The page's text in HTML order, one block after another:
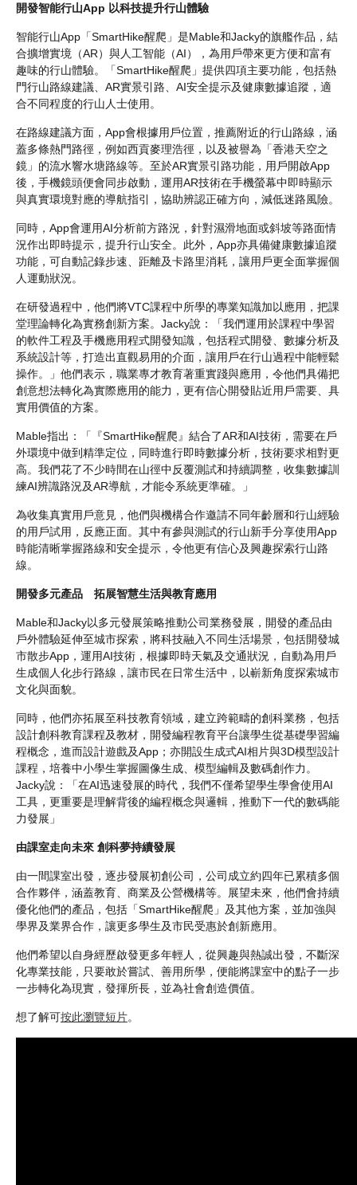
開發智能行山App 以科技提升行山體驗
智能行山App「SmartHike醒爬」是Mable和Jacky的旗艦作品，結
合擴增實境（AR）與人工智能（AI），為用戶帶來更方便和富有
趣味的行山體驗。「SmartHike醒爬」提供四項主要功能，包括熱
門行山路線建議、AR實景引路、AI安全提示及健康數據追蹤，適
合不同程度的行山人士使用。
在路線建議方面，App會根據用戶位置，推薦附近的行山路線，涵
蓋多條熱門路徑，例如西貢麥理浩徑，以及被譽為「香港天空之
鏡」的流水響水塘路線等。至於AR實景引路功能，用戶開啟App
後，手機鏡頭便會同步啟動，運用AR技術在手機螢幕中即時顯示
與真實環境對應的導航指引，協助辨認正確方向，減低迷路風險。
同時，App會運用AI分析前方路況，針對濕滑地面或斜坡等路面情
況作出即時提示，提升行山安全。此外，App亦具備健康數據追蹤
功能，可自動記錄步速、距離及卡路里消耗，讓用戶更全面掌握個
人運動狀況。
在研發過程中，他們將VTC課程中所學的專業知識加以應用，把課
堂理論轉化為實務創新方案。Jacky說：「我們運用於課程中學習
的軟件工程及手機應用程式開發知識，包括程式開發、數據分析及
系統設計等，打造出直觀易用的介面，讓用戶在行山過程中能輕鬆
操作。」他們表示，職業專才教育著重實踐與應用，令他們具備把
創意想法轉化為實際應用的能力，更有信心開發貼近用戶需要、具
實用價值的方案。
Mable指出：「『SmartHike醒爬』結合了AR和AI技術，需要在戶
外環境中做到精準定位，同時進行即時數據分析，技術要求相對更
高。我們花了不少時間在山徑中反覆測試和持續調整，收集數據訓
練AI辨識路況及AR導航，才能令系統更準確。」
為收集真實用戶意見，他們與機構合作邀請不同年齡層和行山經驗
的用戶試用，反應正面。其中有參與測試的行山新手分享使用App
時能清晰掌握路線和安全提示，令他更有信心及興趣探索行山路
線。
開發多元產品 拓展智慧生活與教育應用
Mable和Jacky以多元發展策略推動公司業務發展，開發的產品由
戶外體驗延伸至城市探索，將科技融入不同生活場景，包括開發城
市散步App，運用AI技術，根據即時天氣及交通狀況，自動為用戶
生成個人化步行路線，讓市民在日常生活中，以嶄新角度探索城市
文化與面貌。
同時，他們亦拓展至科技教育領域，建立跨範疇的創科業務，包括
設計創科教育課程及教材，開發編程教育平台讓學生從基礎學習編
程概念，進而設計遊戲及App；亦開設生成式AI相片與3D模型設計
課程，培養中小學生掌握圖像生成、模型編輯及數碼創作力。
Jacky說：「在AI迅速發展的時代，我們不僅希望學生學會使用AI
工具，更重要是理解背後的編程概念與邏輯，推動下一代的數碼能
力發展」
由課室走向未來 創科夢持續發展
由一間課室出發，逐步發展初創公司，公司成立約四年已累積多個
合作夥伴，涵蓋教育、商業及公營機構等。展望未來，他們會持續
優化他們的產品，包括「SmartHike醒爬」及其他方案，並加強與
學界及業界合作，讓更多學生及市民受惠於創新應用。
他們希望以自身經歷啟發更多年輕人，從興趣與熱誠出發，不斷深
化專業技能，只要敢於嘗試、善用所學，便能將課室中的點子一步
一步轉化為現實，發揮所長，並為社會創造價值。
想了解可按此瀏覽短片。